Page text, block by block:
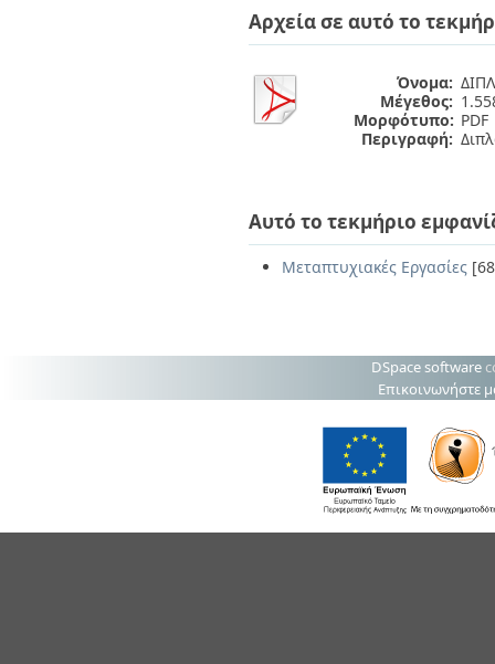
Αρχεία σε αυτό το
Όνομα:
Μέγεθος:
Μορφότυπο: PDF
Περιγραφή:
Αυτό το τεκμήριο
Μεταπτυχιακές Εργασίες
DSpace software
Επικοινωνήστε